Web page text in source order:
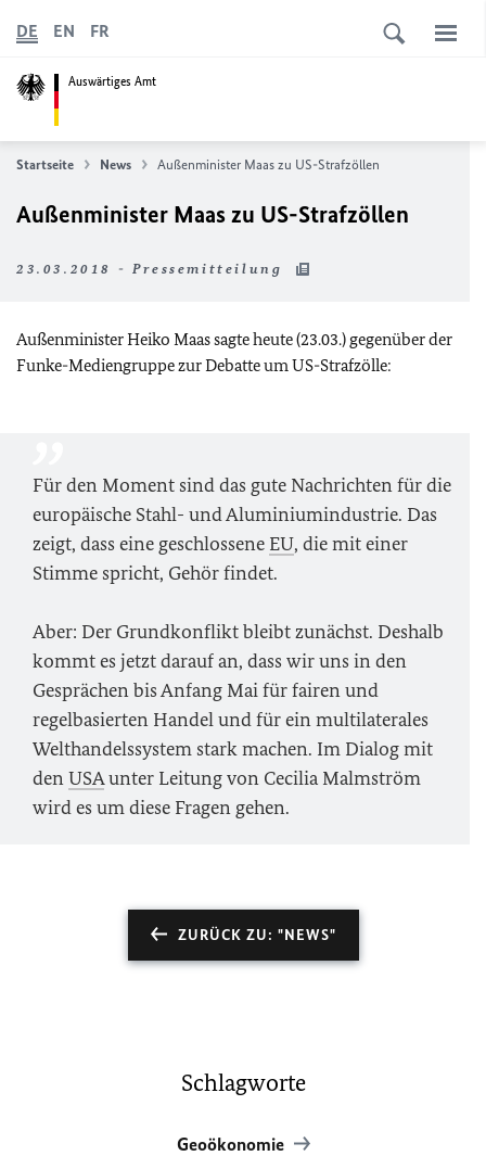
Auswärtiges Amt
DE EN FR
Startseite News Außenminister Maas zu US-Strafzöllen
Außenminister Maas zu US-Strafzöllen
23.03.2018 - Pressemitteilung
Außenminister Heiko Maas sagte heute (23.03.) gegenüber der
Funke-Mediengruppe zur Debatte um US-Strafzölle:
Für den Moment sind das gute Nachrichten für die
europäische Stahl- und Aluminiumindustrie. Das
zeigt, dass eine geschlossene EU, die mit einer
Stimme spricht, Gehör findet.
Aber: Der Grundkonflikt bleibt zunächst. Deshalb
kommt es jetzt darauf an, dass wir uns in den
Gesprächen bis Anfang Mai für fairen und
regelbasierten Handel und für ein multilaterales
Welthandelssystem stark machen. Im Dialog mit
denUSAunter Leitung von Cecilia Malmström
wird es um diese Fragen gehen.‎
ZURÜCK ZU: "NEWS"
Schlagworte
Geoökonomie